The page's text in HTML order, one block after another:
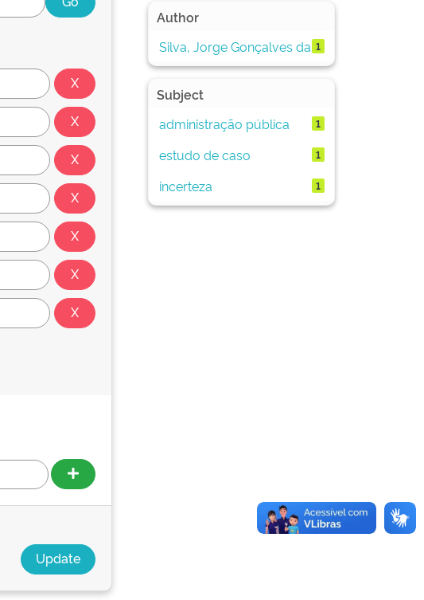
Author
Silva, Jorge Gonçalves da 1
Subject
administração pública
1
estudo de caso 1
incerteza 1